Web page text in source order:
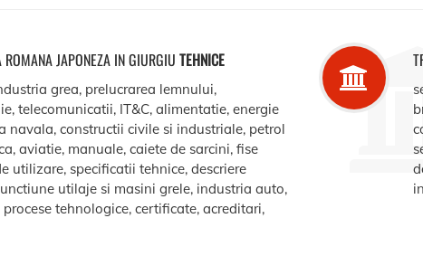
ROMANA JAPONEZA IN GIURGIU TEHNICE
grea, prelucrarea lemnului,
telecomunicatii, IT&C, alimentatie, energie
navala, constructii civile si industriale, petrol
aviatie, manuale, caiete de sarcini, fise
utilizare, specificatii tehnice, descriere
utilaje si masini grele, industria auto,
tehnologice, certificate, acreditari,